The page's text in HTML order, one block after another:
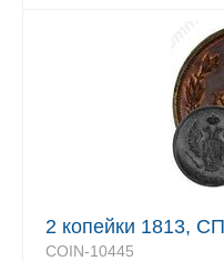
2 копейки 1813,
COIN-10445